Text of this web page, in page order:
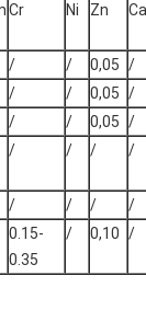
Cr Ni Zn Ca
/ / 0,05 /
/ / 0,05 /
/ / 0,05 /
/ / / /
/ / / /
0.15-
0.35
/ 0,10 /